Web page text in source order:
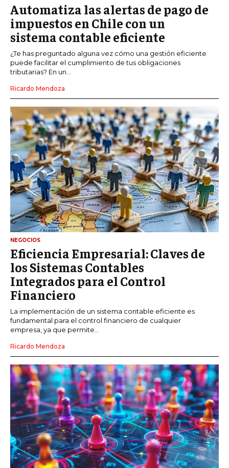
Automatiza las alertas de pago de
impuestos en Chile con un
sistema contable eficiente
¿Te has preguntado alguna vez cómo una gestión eficiente
puede facilitar el cumplimiento de tus obligaciones
tributarias? En un...
Ricardo Mendoza
NEGOCIOS
Eficiencia Empresarial: Claves de
los Sistemas Contables
Integrados para el Control
Financiero
La implementación de un sistema contable eficiente es
fundamental para el control financiero de cualquier
empresa, ya que permite...
Ricardo Mendoza